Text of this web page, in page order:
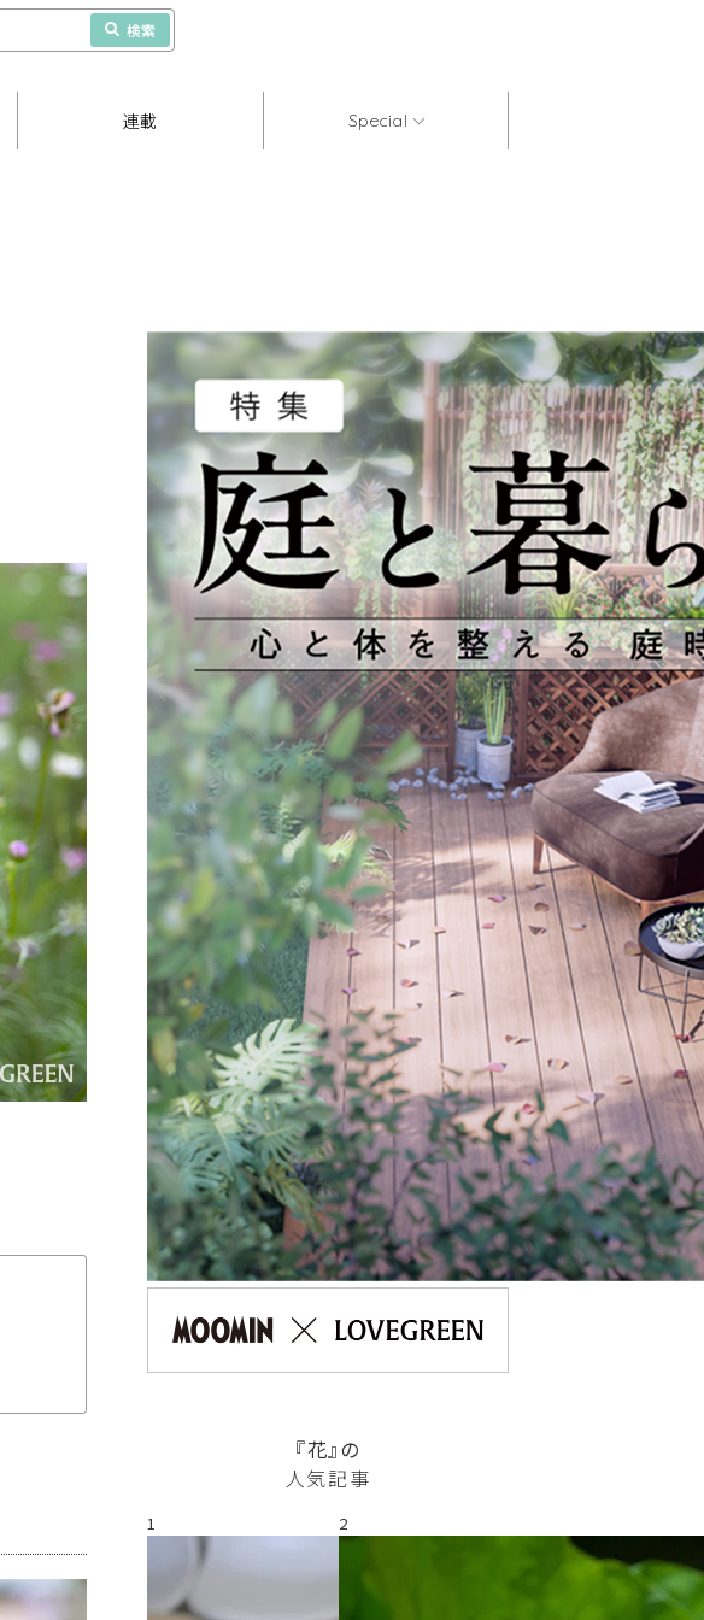
検索
連載 Special
『花』の
人気記事
1 2